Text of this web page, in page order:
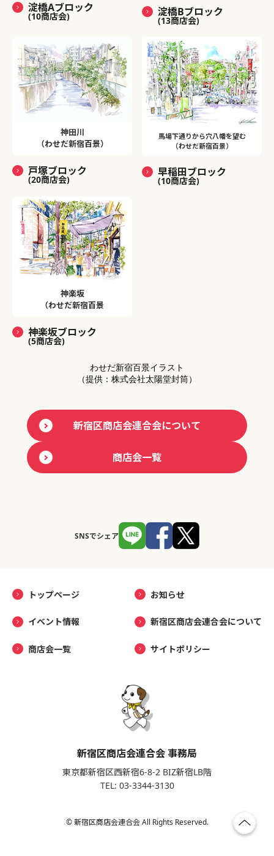
淀橋Aブロック
(10商店会) 淀橋Bブロック
(13商店会)
神田川
（わせだ新宿百景）
戸塚ブロック
(20商店会)
馬場下通りから穴八幡を望む
（わせだ新宿百景）
早稲田ブロック
(10商店会)
神楽坂
（わせだ新宿百景
神楽坂ブロック
(5商店会)
わせだ新宿百景イラスト
（提供：株式会社太陽堂封筒）
新宿区商店会連合会について
商店会一覧
SNSでシェア
トップページ お知らせ
イベント情報 新宿区商店会連合会について
商店会一覧 サイトポリシー
新宿区商店会連合会 事務局
東京都新宿区西新宿6-8-2 BIZ新宿LB階
TEL: 03-3344-3130
© 新宿区商店会連合会 All Rights Reserved.